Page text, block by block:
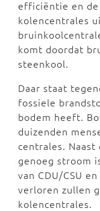
efficiëntie en de
kolencentrales
komt doordat
steenkool.
Daar staat
fossiele
bodem heeft.
duizenden
centrales.
genoeg stroom
van CDU/CSU
verloren zullen
kolencentrales.